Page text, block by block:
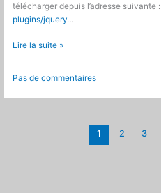
télécharger depuis l’adresse suivante :
plugins/jquery…
Mantis
Plugin
Envoi
Lire la suite »
Pas de commentaires
1 2 3